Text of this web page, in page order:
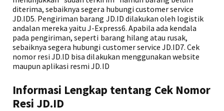
diterima, sebaiknya segera hubungi customer service
JD.ID5. Pengiriman barang JD.ID dilakukan oleh logistik
andalan mereka yaitu J-Express6. Apabila ada kendala
pada pengiriman, seperti barang hilang atau rusak,
sebaiknya segera hubungi customer service JD.ID7. Cek
nomor resi JD.ID bisa dilakukan menggunakan website
maupun aplikasi resmi JD.ID
Informasi Lengkap tentang Cek Nomor
Resi JD.ID